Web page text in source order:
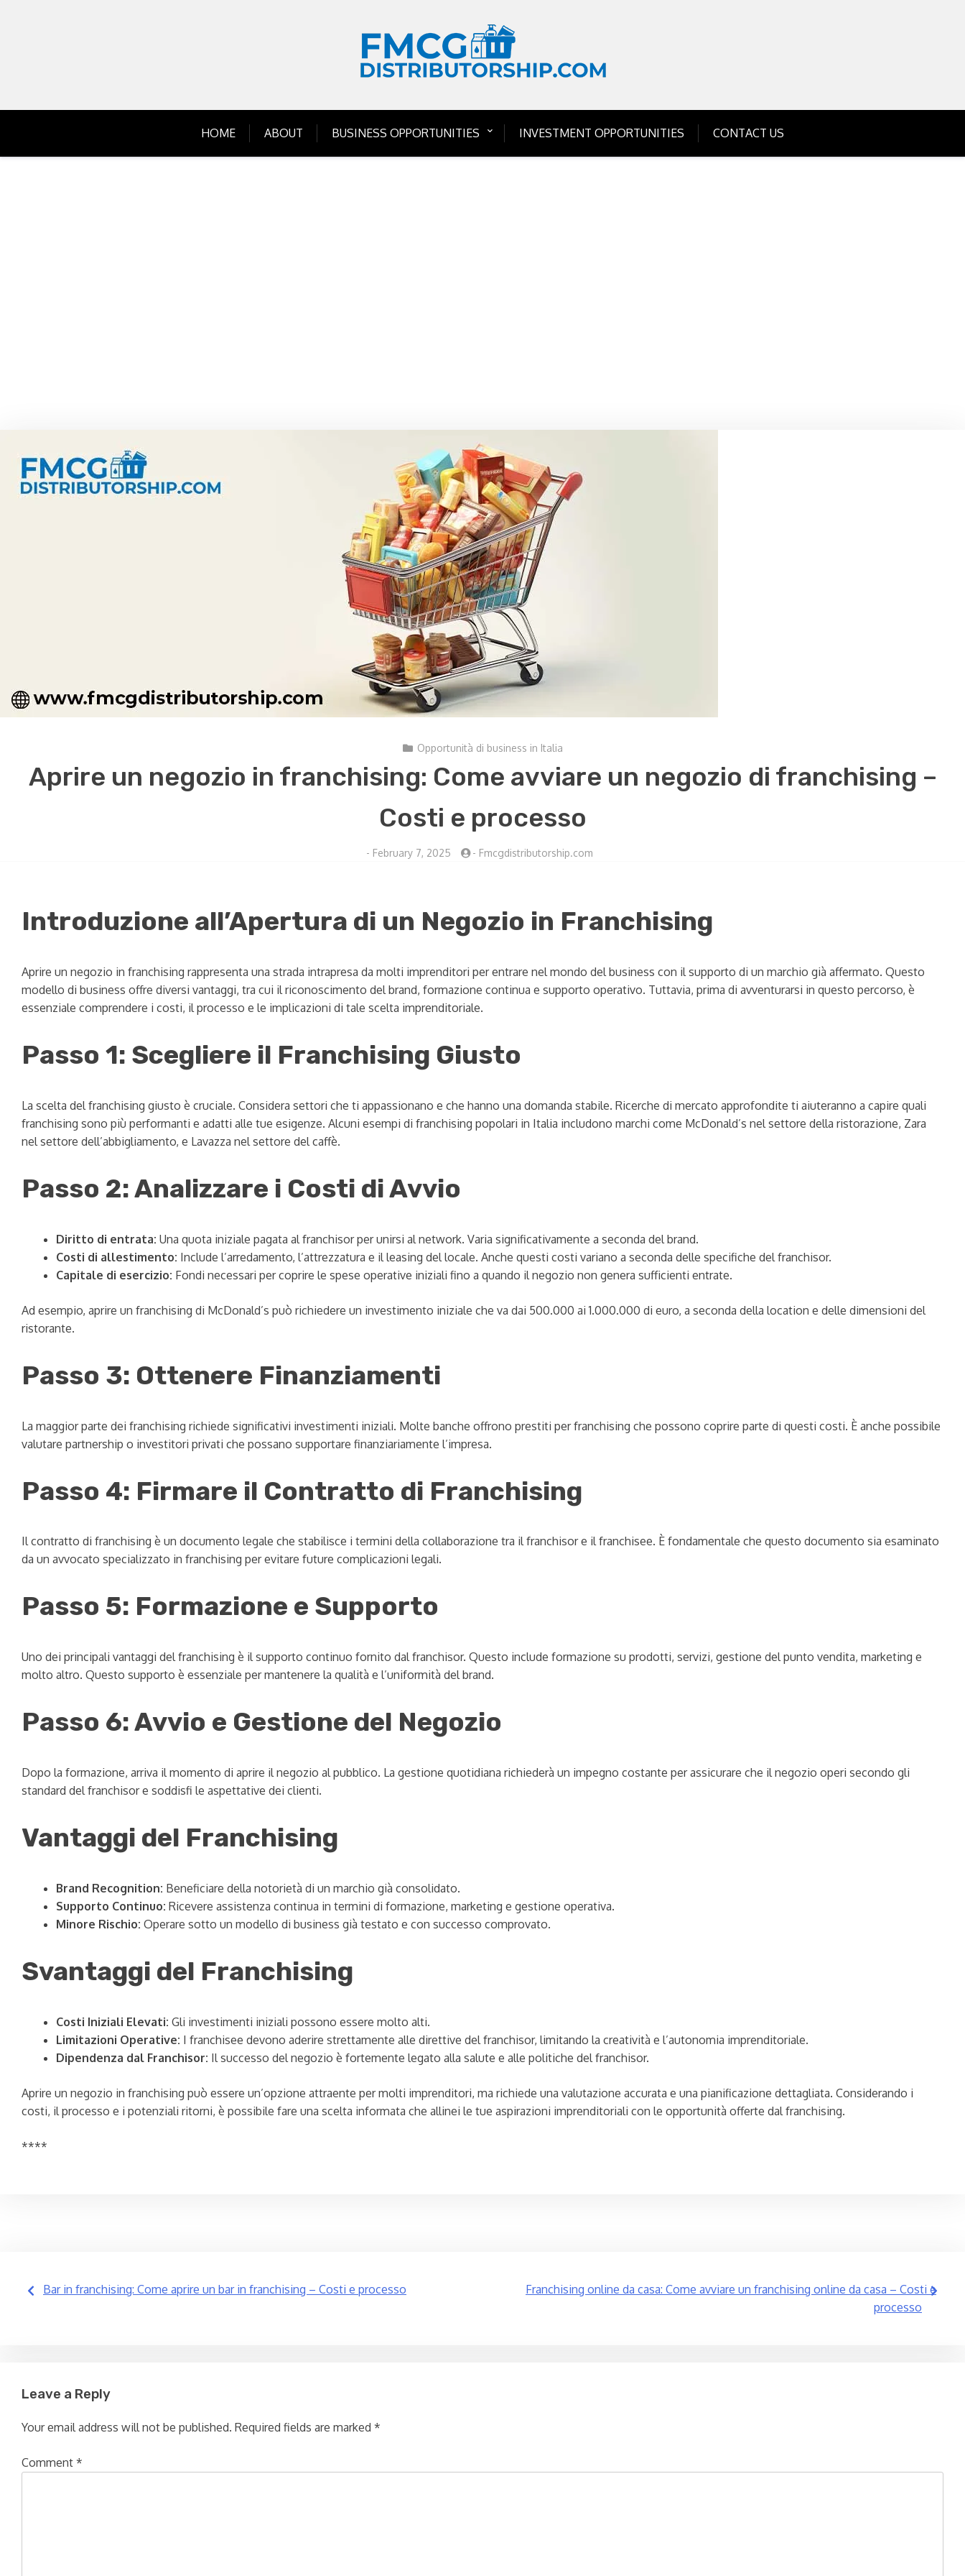
HOME ABOUT BUSINESS OPPORTUNITIES INVESTMENT OPPORTUNITIES CONTACT US
Opportunità di business in Italia
Aprire un negozio in franchising: Come avviare un negozio di franchising –
Costi e processo
- February 7, 2025 - Fmcgdistributorship.com
Introduzione all’Apertura di un Negozio in Franchising
Aprire un negozio in franchising rappresenta una strada intrapresa da molti imprenditori per entrare nel mondo del business con il supporto di un marchio già affermato. Questo
modello di business offre diversi vantaggi, tra cui il riconoscimento del brand, formazione continua e supporto operativo. Tuttavia, prima di avventurarsi in questo percorso, è
essenziale comprendere i costi, il processo e le implicazioni di tale scelta imprenditoriale.
Passo 1: Scegliere il Franchising Giusto
La scelta del franchising giusto è cruciale. Considera settori che ti appassionano e che hanno una domanda stabile. Ricerche di mercato approfondite ti aiuteranno a capire quali
franchising sono più performanti e adatti alle tue esigenze. Alcuni esempi di franchising popolari in Italia includono marchi come McDonald’s nel settore della ristorazione, Zara
nel settore dell’abbigliamento, e Lavazza nel settore del caffè.
Passo 2: Analizzare i Costi di Avvio
Diritto di entrata: Una quota iniziale pagata al franchisor per unirsi al network. Varia significativamente a seconda del brand.
Costi di allestimento: Include l’arredamento, l’attrezzatura e il leasing del locale. Anche questi costi variano a seconda delle specifiche del franchisor.
Capitale di esercizio: Fondi necessari per coprire le spese operative iniziali fino a quando il negozio non genera sufficienti entrate.
Ad esempio, aprire un franchising di McDonald’s può richiedere un investimento iniziale che va dai 500.000 ai 1.000.000 di euro, a seconda della location e delle dimensioni del
ristorante.
Passo 3: Ottenere Finanziamenti
La maggior parte dei franchising richiede significativi investimenti iniziali. Molte banche offrono prestiti per franchising che possono coprire parte di questi costi. È anche possibile
valutare partnership o investitori privati che possano supportare finanziariamente l’impresa.
Passo 4: Firmare il Contratto di Franchising
Il contratto di franchising è un documento legale che stabilisce i termini della collaborazione tra il franchisor e il franchisee. È fondamentale che questo documento sia esaminato
da un avvocato specializzato in franchising per evitare future complicazioni legali.
Passo 5: Formazione e Supporto
Uno dei principali vantaggi del franchising è il supporto continuo fornito dal franchisor. Questo include formazione su prodotti, servizi, gestione del punto vendita, marketing e
molto altro. Questo supporto è essenziale per mantenere la qualità e l’uniformità del brand.
Passo 6: Avvio e Gestione del Negozio
Dopo la formazione, arriva il momento di aprire il negozio al pubblico. La gestione quotidiana richiederà un impegno costante per assicurare che il negozio operi secondo gli
standard del franchisor e soddisfi le aspettative dei clienti.
Vantaggi del Franchising
Brand Recognition: Beneficiare della notorietà di un marchio già consolidato.
Supporto Continuo: Ricevere assistenza continua in termini di formazione, marketing e gestione operativa.
Minore Rischio: Operare sotto un modello di business già testato e con successo comprovato.
Svantaggi del Franchising
Costi Iniziali Elevati: Gli investimenti iniziali possono essere molto alti.
Limitazioni Operative: I franchisee devono aderire strettamente alle direttive del franchisor, limitando la creatività e l’autonomia imprenditoriale.
Dipendenza dal Franchisor: Il successo del negozio è fortemente legato alla salute e alle politiche del franchisor.
Aprire un negozio in franchising può essere un’opzione attraente per molti imprenditori, ma richiede una valutazione accurata e una pianificazione dettagliata. Considerando i
costi, il processo e i potenziali ritorni, è possibile fare una scelta informata che allinei le tue aspirazioni imprenditoriali con le opportunità offerte dal franchising.
****
Post
Bar in franchising: Come aprire un bar in franchising – Costi e processo
Franchising online da casa: Come avviare un franchising online da casa – Costi e
processo
Leave a Reply
Your email address will not be published. Required fields are marked *
Comment *